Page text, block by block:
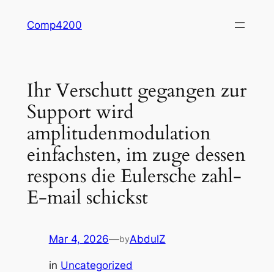
Comp4200
Ihr Verschutt gegangen zur
Support wird
amplitudenmodulation
einfachsten, im zuge dessen
respons die Eulersche zahl-
E-mail schickst
Mar 4, 2026—byAbdulZ
in Uncategorized